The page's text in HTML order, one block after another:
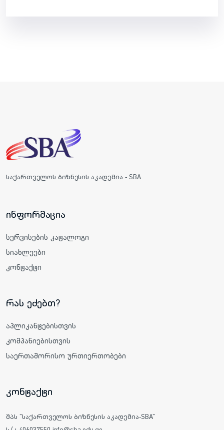
საქართველოს ბიზნესის აკადემია - SBA
ინფორმაცია
სერვისების კატალოგი
სიახლეები
კონტაქტი
რას ეძებთ?
აპლიკანტებისთვის
კომპანიებისთვის
საერთაშორისო ურთიერთობები
კონტაქტი
შპს "საქართველოს ბიზნესის აკადემია-SBA"